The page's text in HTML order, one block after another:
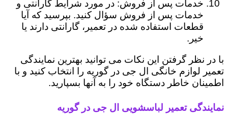
خدمات پس از فروش: در مورد شرایط گارانتی و
خدمات پس از فروش سؤال کنید. بپرسید که آیا
قطعات استفاده شده در تعمیر، گارانتی دارند یا
خیر.
با در نظر گرفتن این نکات می توانید بهترین نمایندگی
تعمیر لوازم خانگی ال جی در گوریه را انتخاب کنید و با
اطمینان خاطر دستگاه خود را به آنها بسپارید.
نمایندگی تعمیر لباسشویی ال جی در گوریه